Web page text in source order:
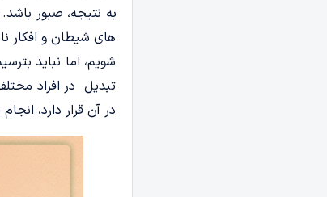
به نتیجه، صبور
های شیطان و افکار
شویم، اما نباید
تبدیل در افراد
در آن قرار دارد،